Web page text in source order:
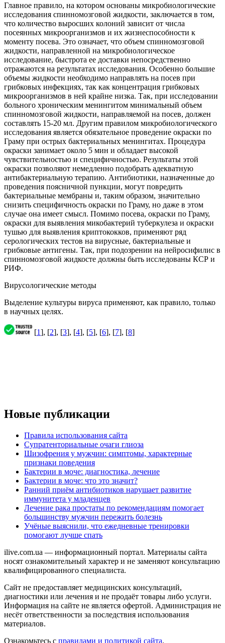
Главное правило, на котором основаны микробиологические
исследования спинномозговой жидкости, заключается в том,
что количество выросших колоний зависит от числа
посеянных микроорганизмов и их жизнеспособности к
моменту посева. Это означает, что объем спинномозговой
жидкости, направленной на микробиологическое
исследование, быстрота ее доставки непосредственно
отражаются на результатах исследования. Особенно большие
объемы жидкости необходимо направлять на посев при
грибковых инфекциях, так как концентрация грибковых
микроорганизмов в ней крайне низка. Так, при исследовании
больного хроническим менингитом минимальный объем
спинномозговой жидкости, направляемой на посев, должен
составлять 15-20 мл. Другим правилом микробиологического
исследования является обязательное проведение окраски по
Граму при острых бактериальных менингитах. Процедура
окраски занимает около 5 мин и обладает высокой
чувствительностью и специфичностью. Результаты этой
окраски позволяют немедленно подобрать адекватную
антибактериальную терапию. Антибиотики, назначенные до
проведения поясничной пункции, могут повредить
бактериальные мембраны и, таким образом, значительно
снизить специфичность окраски по Граму, но даже в этом
случае она имеет смысл. Помимо посева, окраски по Граму,
окраски для выявления микобактерий туберкулеза и окраски
тушью для выявления криптококков, применяют ряд
серологических тестов на вирусные, бактериальные и
грибковые антигены. Так, при подозрении на нейросифилис в
спинномозговой жидкосте должны быть исследованы КСР и
РИФ.
Вирусологические методы
Выделение культуры вируса применяют, как правило, только
в научных целях.
[1], [2], [3], [4], [5], [6], [7], [8]
Новые публикации
Правила использования сайта
Супратенториальные очаги глиоза
Шизофрения у мужчин: симптомы, характерные
признаки поведения
Бактерии в моче: диагностика, лечение
Бактерии в моче: что это значит?
Ранний приём антибиотиков нарушает развитие
иммунитета у младенцев
Лечение рака простаты по рекомендациям помогает
большинству мужчин пережить болезнь
Учёные выяснили, что ежедневные тренировки
помогают лучше спать
ilive.com.ua — информационный портал. Материалы сайта
носят ознакомительный характер и не заменяют консультацию
квалифицированного специалиста.
Сайт не предоставляет медицинских консультаций,
диагностики или лечения и не продаёт товары либо услуги.
Информация на сайте не является офертой. Администрация не
несёт ответственности за последствия использования
материалов.
Ознакомьтесь с правилами и политикой сайта.